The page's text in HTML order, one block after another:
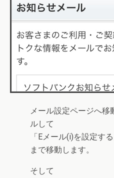
メール設定ページへ
ルして
「Eメール(i)を設定する
まで移動します。
そして